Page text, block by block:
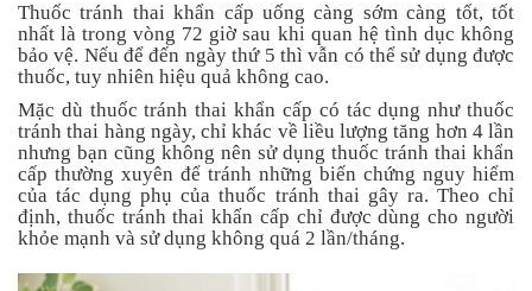
Dành
cho
bố
Đồ
dùng
trong
nhà
Tin
Thuốc tránh thai khẩn cấp uống càng sớm càng tốt, tốt
nhất là trong vòng 72 giờ sau khi quan hệ tình dục không
bảo vệ. Nếu để đến ngày thứ 5 thì vẫn có thể sử dụng được
thuốc, tuy nhiên hiệu quả không cao.
Mặc dù thuốc tránh thai khẩn cấp có tác dụng như thuốc
tránh thai hàng ngày, chỉ khác về liều lượng tăng hơn 4 lần
nhưng bạn cũng không nên sử dụng thuốc tránh thai khẩn
cấp thường xuyên để tránh những biến chứng nguy hiểm
của tác dụng phụ của thuốc tránh thai gây ra. Theo chỉ
định, thuốc tránh thai khẩn cấp chỉ được dùng cho người
khỏe mạnh và sử dụng không quá 2 lần/tháng.